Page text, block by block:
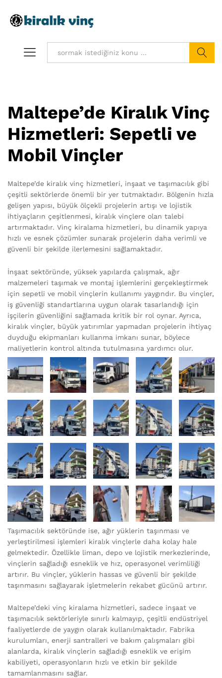
Maltepe’de Kiralık Vinç
Hizmetleri: Sepetli ve
Mobil Vinçler
Maltepe’de kiralık vinç hizmetleri, inşaat ve taşımacılık gibi
çeşitli sektörlerde önemli bir yer tutmaktadır. Bölgenin hızla
gelişen yapısı, büyük ölçekli projelerin artışı ve lojistik
ihtiyaçların çeşitlenmesi, kiralık vinçlere olan talebi
artırmaktadır. Vinç kiralama hizmetleri, bu dinamik yapıya
hızlı ve esnek çözümler sunarak projelerin daha verimli ve
güvenli bir şekilde ilerlemesini sağlamaktadır.
İnşaat sektöründe, yüksek yapılarda çalışmak, ağır
malzemeleri taşımak ve montaj işlemlerini gerçekleştirmek
için sepetli ve mobil vinçlerin kullanımı yaygındır. Bu vinçler,
iş güvenliği standartlarına uygun olarak tasarlandığı için
işçilerin güvenliğini sağlamada kritik bir rol oynar. Ayrıca,
kiralık vinçler, büyük yatırımlar yapmadan projelerin ihtiyaç
duyduğu ekipmanları kullanma imkanı sunar, böylece
maliyetlerin kontrol altında tutulmasına yardımcı olur.
Taşımacılık sektöründe ise, ağır yüklerin taşınması ve
yerleştirilmesi işlemleri kiralık vinçlerle daha kolay hale
gelmektedir. Özellikle liman, depo ve lojistik merkezlerinde,
vinçlerin sağladığı esneklik ve hız, operasyonel verimliliği
artırır. Bu vinçler, yüklerin hassas ve güvenli bir şekilde
taşınmasını sağlayarak işletmelerin rekabet gücünü artırır.
Maltepe’deki vinç kiralama hizmetleri, sadece inşaat ve
taşımacılık sektörleriyle sınırlı kalmayıp, çeşitli endüstriyel
faaliyetlerde de yaygın olarak kullanılmaktadır. Fabrika
kurulumları, enerji santralleri ve bakım çalışmaları gibi
alanlarda, kiralık vinçlerin sağladığı esneklik ve erişim
kabiliyeti, operasyonların hızlı ve etkin bir şekilde
tamamlanmasını sağlar.